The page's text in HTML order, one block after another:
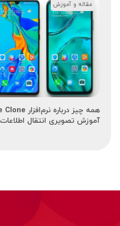
آموزش تصویری انتقال
مقاله و آموزش